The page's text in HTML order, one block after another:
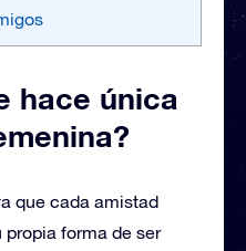
hace única
que cada amistad
forma de ser